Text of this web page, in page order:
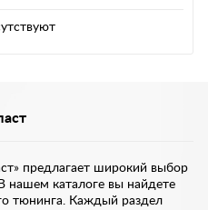
предлагает широкий выбор
нашем каталоге вы найдете
тюнинга. Каждый раздел